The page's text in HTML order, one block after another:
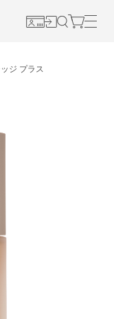
ジ プラス